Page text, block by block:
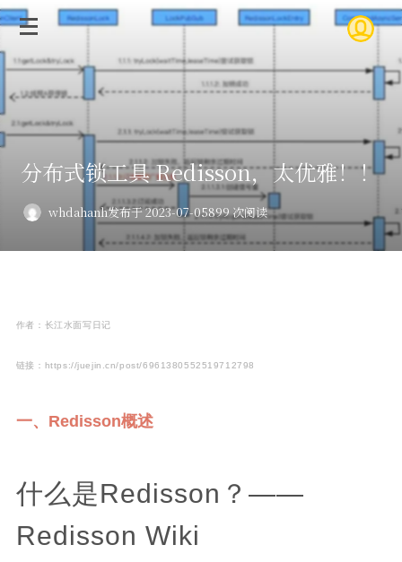
分布式锁工具 Redisson，太优雅！！
whdahanh发布于 2023-07-05899 次阅读
作者：长江水面写日记
链接：https://juejin.cn/post/6961380552519712798
一、Redisson概述
什么是Redisson？——
Redisson Wiki